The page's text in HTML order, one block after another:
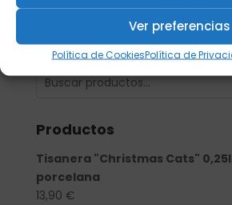
Ver preferencias
Política de CookiesPolítica de
Productos
Tisanera "Christmas Cats"
porcelana
13,90 €